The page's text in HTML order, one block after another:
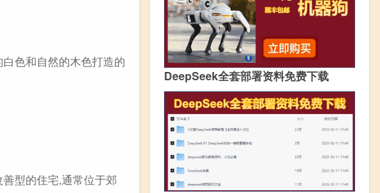
色和自然的木色打造的
型的住宅,通常位于郊
DeepSeek全套部署资料免费下载